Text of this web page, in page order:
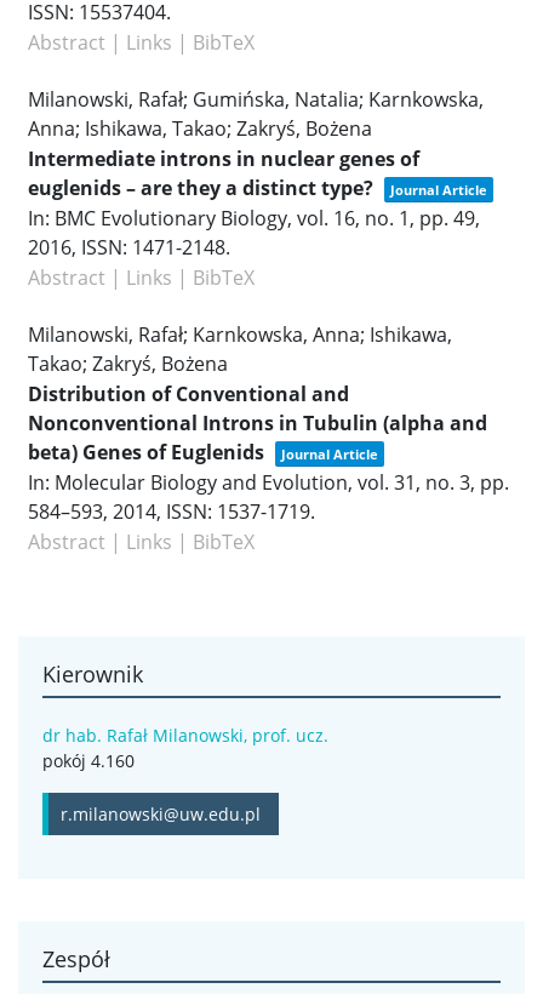
ISSN: 15537404.
Abstract | Links | BibTeX
Milanowski, Rafał; Gumińska, Natalia; Karnkowska,
Anna; Ishikawa, Takao; Zakryś, Bożena
Intermediate introns in nuclear genes of
euglenids – are they a distinct type?
Journal Article
In: BMC Evolutionary Biology, vol. 16, no. 1, pp. 49,
2016, ISSN: 1471-2148.
Abstract | Links | BibTeX
Milanowski, Rafał; Karnkowska, Anna; Ishikawa,
Takao; Zakryś, Bożena
Distribution of Conventional and
Nonconventional Introns in Tubulin (alpha and
beta) Genes of Euglenids
Journal Article
In: Molecular Biology and Evolution, vol. 31, no. 3, pp.
584–593, 2014, ISSN: 1537-1719.
Abstract | Links | BibTeX
Kierownik
dr hab. Rafał Milanowski, prof. ucz.
pokój 4.160
r.milanowski@uw.edu.pl
Zespół